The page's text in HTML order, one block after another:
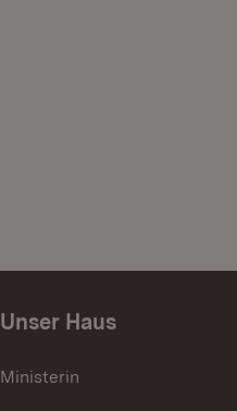
Unser Haus
Ministerin